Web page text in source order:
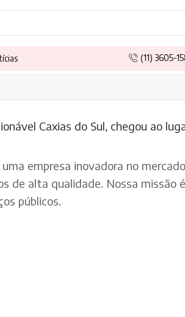
(11) 3605-
Caxias do Sul, chegou ao
empresa inovadora no
alta qualidade. Nossa missão
públicos.